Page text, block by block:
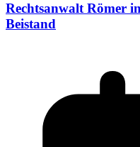
Rechtsanwalt Römer
Beistand